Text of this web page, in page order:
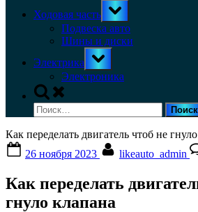
Ходовая часть
Toggle
sub-
menu
Подвеска авто
Шины и диски
Электрика
Toggle
sub-
menu
Электроника
Toggle
search
form
Найти:
Как переделать двигатель чтоб не
on
26 ноября 2023 likeauto_admin
Как переделать
гнуло клапана